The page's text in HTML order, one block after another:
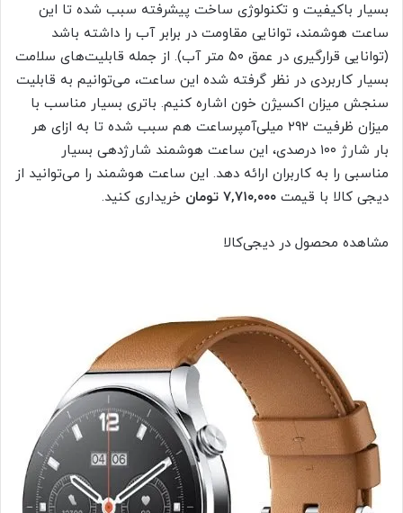
بسیار با‌کیفیت و تکنولوژی ساخت پیشرفته سبب شده تا این
ساعت هوشمند، توانایی مقاومت در برابر آب را داشته باشد
(توانایی قرار‌گیری در عمق ۵۰ متر آب). از جمله قابلیت‌های سلامت
بسیار کاربردی در نظر گرفته شده این ساعت، می‌توانیم به قابلیت
سنجش میزان اکسیژن خون اشاره کنیم. باتری بسیار مناسب با
میزان ظرفیت ۲۹۲ میلی‌آمپر‌ساعت هم سبب شده تا به ازای هر
بار شارژ ۱۰۰ درصدی، این ساعت هوشمند شارژدهی بسیار
مناسبی را به کاربران ارائه دهد. این ساعت هوشمند را می‌توانید از
دیجی کالا با قیمت ۷,۷۱۰,۰۰۰ تومان خریداری کنید.
مشاهده محصول در دیجی‌کالا